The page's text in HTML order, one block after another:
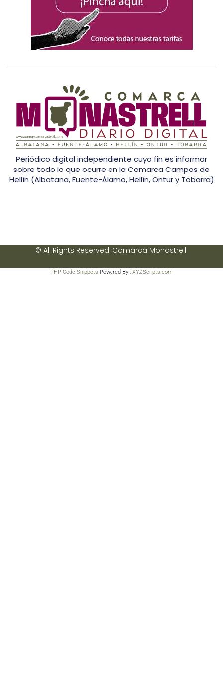
Periódico digital independiente cuyo fin es informar
sobre todo lo que ocurre en la Comarca Campos de
Hellín (Albatana, Fuente-Álamo, Hellín, Ontur y Tobarra)
© All Rights Reserved. Comarca Monastrell.
PHP Code Snippets Powered By : XYZScripts.com